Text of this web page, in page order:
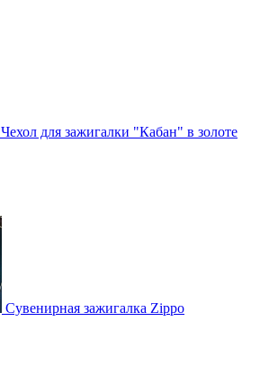
Чехол для зажигалки "Кабан" в золоте
Сувенирная зажигалка Zippo